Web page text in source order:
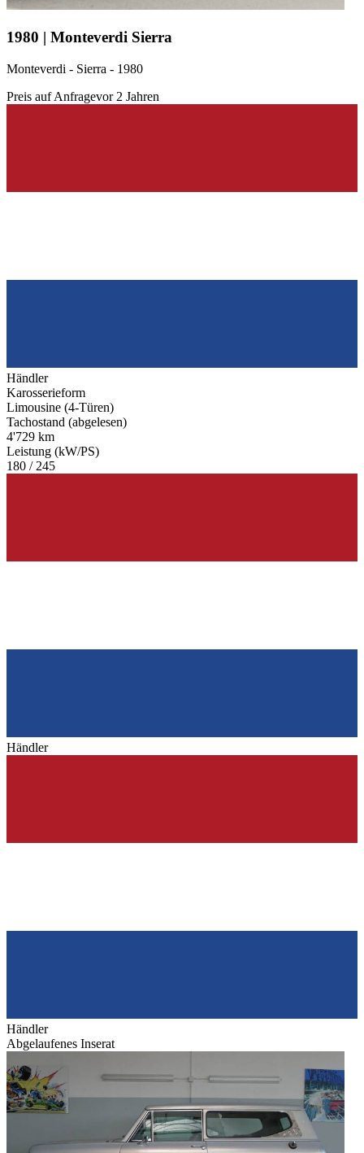
1980 | Monteverdi Sierra
Monteverdi - Sierra - 1980
Preis auf Anfragevor 2 Jahren
Händler
Karosserieform
Limousine (4-Türen)
Tachostand (abgelesen)
4'729 km
Leistung (kW/PS)
180 / 245
Händler
Händler
Abgelaufenes Inserat